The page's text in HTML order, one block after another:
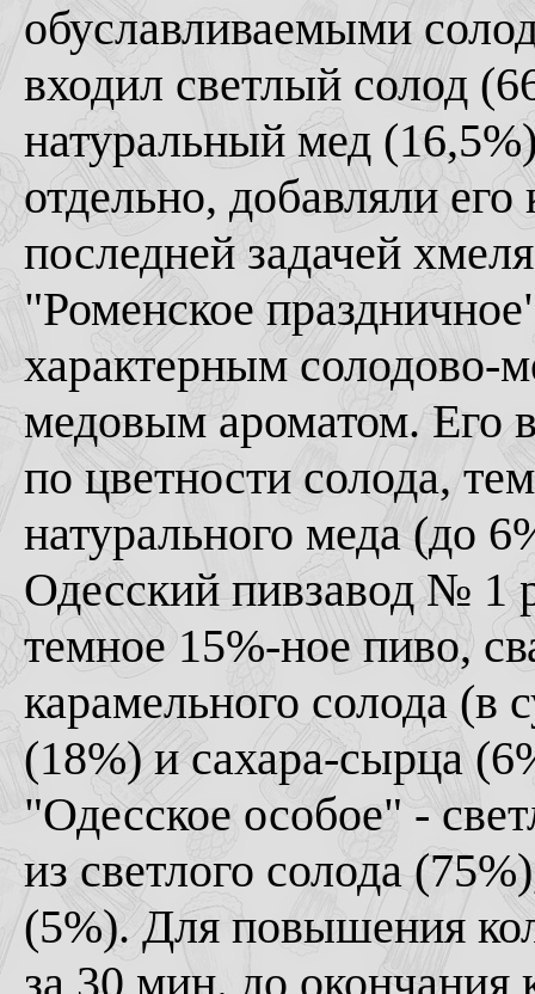
обуславливаемыми
входил светлый солод
натуральный мед
отдельно, добавляли
последней задачей
"Роменское
характерным солодово-
медовым ароматом. Его
по цветности солода,
натурального меда (до
Одесский пивзавод № 1
темное 15%-ное пиво,
карамельного солода (в
(18%) и сахара-сырца
"Одесское особое" -
из светлого солода
(5%). Для повышения
за 30 мин. до окончания